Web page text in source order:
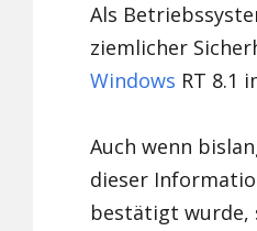
Als
ziemlicher
Windows RT 8.1
Auch wenn
dieser
bestätigt wurde,